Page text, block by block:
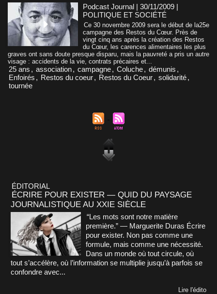
Podcast Journal | 30/11/2009 |
POLITIQUE ET SOCIÉTÉ
Ce 30 novembre 2009 sera le début de la25e
campagne des Restos du Cœur. Près de
vingt cinq ans après la création des Restos
du Cœur, les carences alimentaires les plus
graves ont sans doute presque disparu, mais la pauvreté a pris un autre
visage : accidents de la vie, contrats précaires et...
25 ans , association, campagne, Coluche, démunis ,
Enfoirés , Restos du coeur, Restos du Coeur, solidarité,
tournée
ÉDITORIAL
ÉCRIRE POUR EXISTER — QUID DU PAYSAGE
JOURNALISTIQUE AU XXIE SIÈCLE
“Les mots sont notre matière
première.” — Marguerite Duras Écrire
pour exister. Non pas comme une
formule, mais comme une nécessité.
Dans un monde où tout circule, où
tout s’accélère, où l’information se multiplie jusqu’à parfois se
confondre avec...
Lire l'édito